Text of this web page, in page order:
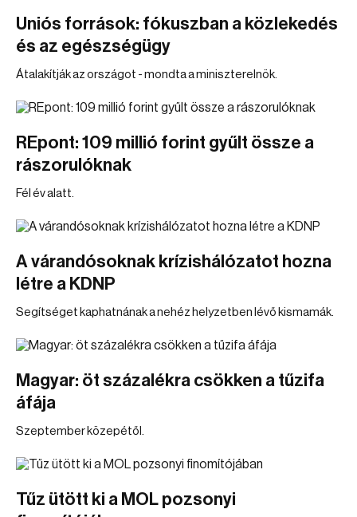
Uniós források: fókuszban a közlekedés
és az egészségügy
Átalakítják az országot - mondta a miniszterelnök.
REpont: 109 millió forint gyűlt össze a
rászorulóknak
Fél év alatt.
A várandósoknak krízishálózatot hozna
létre a KDNP
Segítséget kaphatnának a nehéz helyzetben lévő kismamák.
Magyar: öt százalékra csökken a tűzifa
áfája
Szeptember közepétől.
Tűz ütött ki a MOL pozsonyi